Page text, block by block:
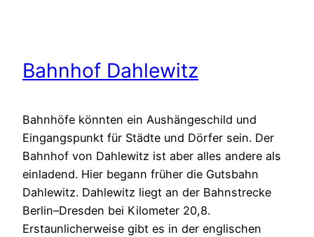
Bahnhof Dahlewitz
Bahnhöfe könnten ein Aushängeschild und
Eingangspunkt für Städte und Dörfer sein. Der
Bahnhof von Dahlewitz ist aber alles andere als
einladend. Hier begann früher die Gutsbahn
Dahlewitz. Dahlewitz liegt an der Bahnstrecke
Berlin–Dresden bei Kilometer 20,8.
Erstaunlicherweise gibt es in der englischen